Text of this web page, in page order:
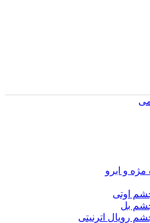
مژه و ابرو
اوتی
بل
رویال اترنیتی